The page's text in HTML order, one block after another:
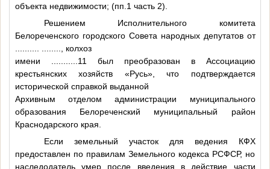
объекта недвижимости; (пп.1 часть 2).
Решением Исполнительного комитета
Белореченского городского Совета народных депутатов от
, колхоз
имени
...........11
был преобразован в Ассоциацию
крестьянских хозяйств «Русь», что подтверждается
исторической справкой выданной
Архивным отделом администрации муниципального
образования Белореченский муниципальный район
Краснодарского края.
Если земельный участок для ведения КФХ
предоставлен по правилам Земельного кодекса РСФСР, но
наследодатель умер после введения в действие части